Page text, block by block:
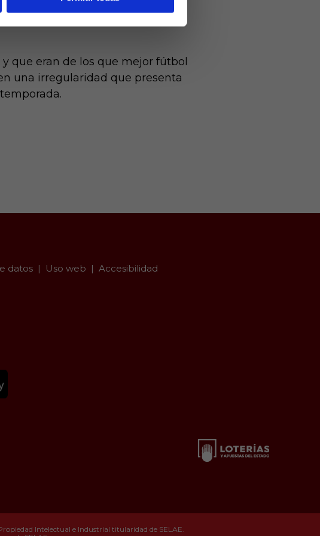
y es que este año está teniendo
que eran de los que mejor fútbol
una irregularidad que presenta
datos Uso web Accesibilidad
Intelectual e Industrial titularidad de SELAE.